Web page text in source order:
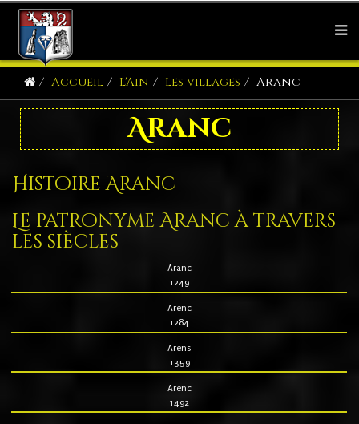
Accueil L'Ain Les villages Aranc
Aranc
Histoire Aranc
Le patronyme Aranc à travers
les siècles
Aranc
1249
Arenc
1284
Arens
1359
Arenc
1492